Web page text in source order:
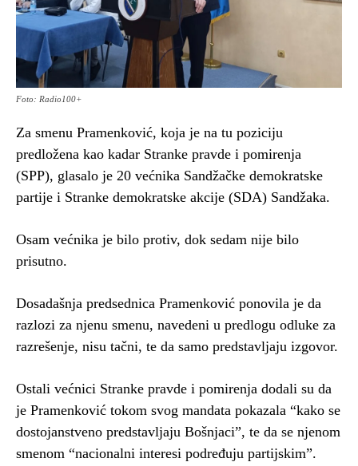
Foto: Radio100+
Za smenu Pramenković, koja je na tu poziciju
predložena kao kadar Stranke pravde i pomirenja
(SPP), glasalo je 20 većnika Sandžačke demokratske
partije i Stranke demokratske akcije (SDA) Sandžaka.
Osam većnika je bilo protiv, dok sedam nije bilo
prisutno.
Dosadašnja predsednica Pramenković ponovila je da
razlozi za njenu smenu, navedeni u predlogu odluke za
razrešenje, nisu tačni, te da samo predstavljaju izgovor.
Ostali većnici Stranke pravde i pomirenja dodali su da
je Pramenković tokom svog mandata pokazala “kako se
dostojanstveno predstavljaju Bošnjaci”, te da se njenom
smenom “nacionalni interesi podređuju partijskim”.